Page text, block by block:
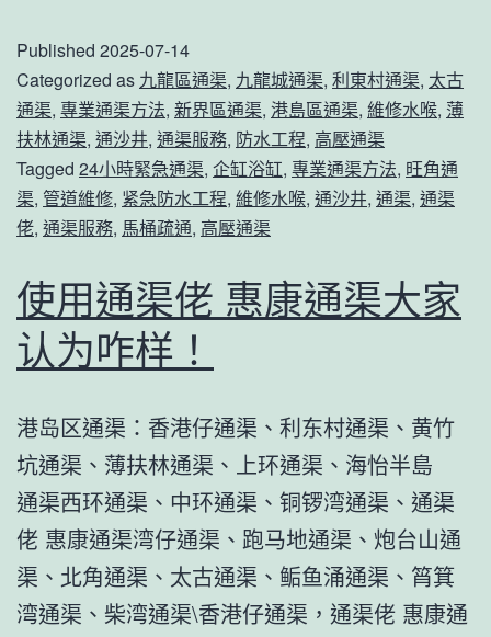
Published 2025-07-14
Categorized as 九龍區通渠, 九龍城通渠, 利東村通渠, 太古
通渠, 專業通渠方法, 新界區通渠, 港島區通渠, 維修水喉, 薄
扶林通渠, 通沙井, 通渠服務, 防水工程, 高壓通渠
Tagged 24小時緊急通渠, 企缸浴缸, 專業通渠方法, 旺角通
渠, 管道維修, 紧急防水工程, 維修水喉, 通沙井, 通渠, 通渠
佬, 通渠服務, 馬桶疏通, 高壓通渠
使用通渠佬 惠康通渠大家
认为咋样！
港岛区通渠：香港仔通渠、利东村通渠、黄竹
坑通渠、薄扶林通渠、上环通渠、海怡半島
通渠西环通渠、中环通渠、铜锣湾通渠、通渠
佬 惠康通渠湾仔通渠、跑马地通渠、炮台山通
渠、北角通渠、太古通渠、鲘鱼涌通渠、筲箕
湾通渠、柴湾通渠\香港仔通渠，通渠佬 惠康通